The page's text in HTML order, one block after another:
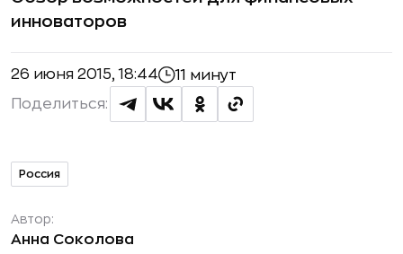
инноваторов
26 июня 2015, 18:44 11 минут
Поделиться:
Россия
Автор:
Анна Соколова